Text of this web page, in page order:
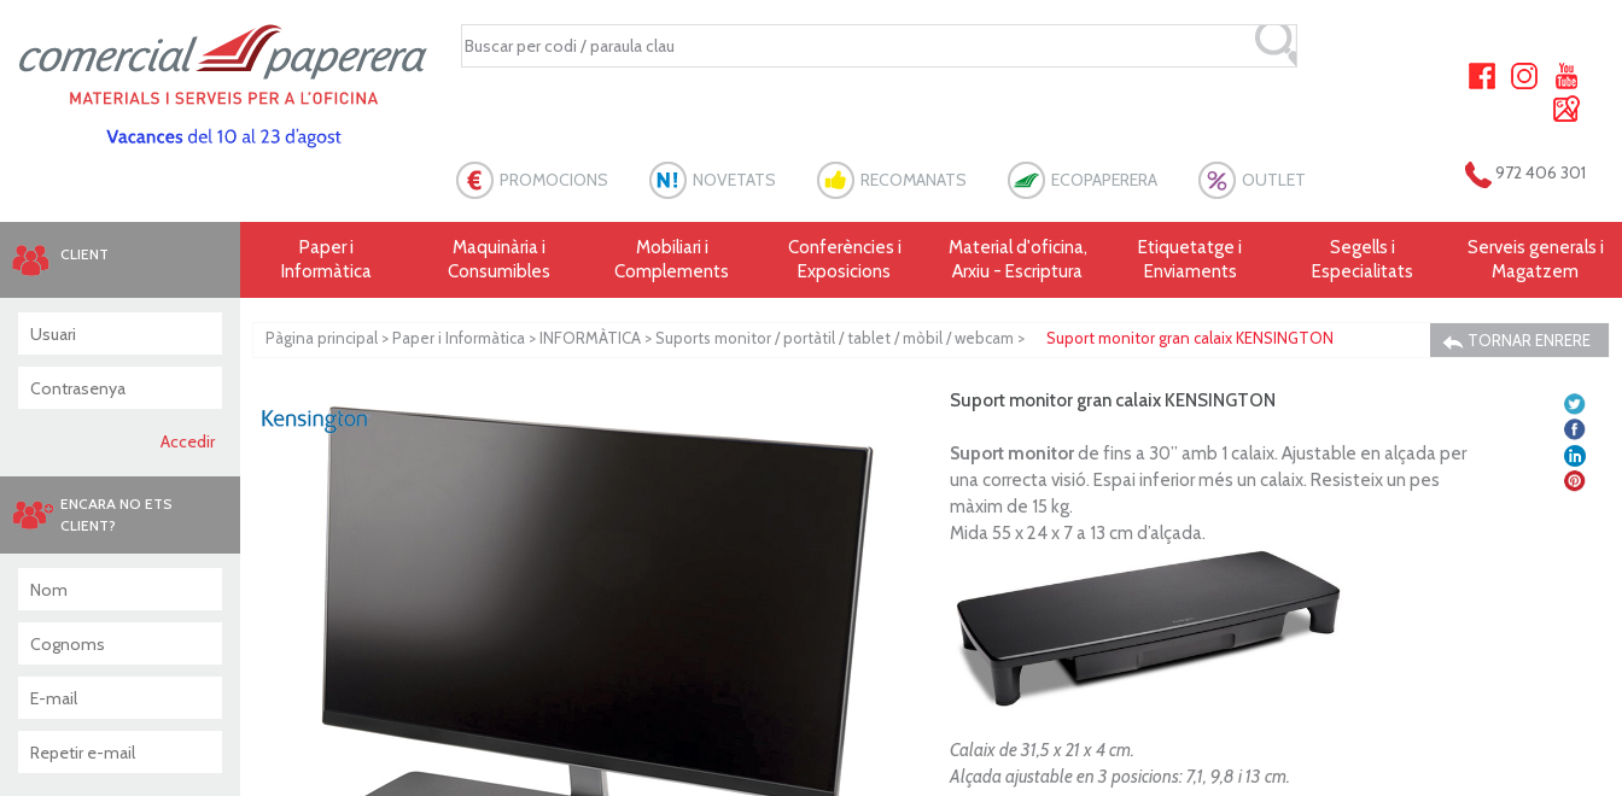
PROMOCIONS NOVETATS RECOMANATS ECOPAPERERA OUTLET 972 406 301
Paper i
Informàtica
Maquinària i
Consumibles
Mobiliari i
Complements
Conferències i
Exposicions
Material d'oficina,
Arxiu - Escriptura
Etiquetatge i
Enviaments
Segells i
Especialitats
Serveis generals i
Magatzem
Pàgina principal > Paper i Informàtica > INFORMÀTICA > Suports monitor / portàtil / tablet / mòbil / webcam > Suport monitor gran calaix KENSINGTON TORNAR ENRERE
Suport monitor gran calaix KENSINGTON
Suport monitorde fins a 30” amb 1 calaix. Ajustable en alçada per
una correcta visió. Espai inferior més un calaix. Resisteix un pes
màxim de 15 kg.
Mida 55 x 24 x 7 a 13 cm d’alçada.
Calaix de31,5 x 21 x 4cm.
Alçada ajustable en 3 posicions: 7,1, 9,8 i 13 cm.
CLIENT
ENCARA NO ETS
CLIENT?